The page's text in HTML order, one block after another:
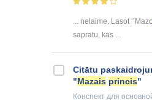
... nelaime. Lasot ‘’Mazo
sapratu, kas ...
Citātu
"Mazais princis"
Конспект для